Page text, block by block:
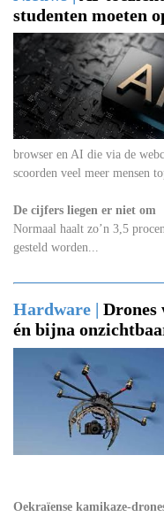
studenten moeten
browser en AI die via de
scoorden veel meer mensen
De cijfers liegen er niet om
Normaal haalt zo’n 3,5
gesteld worden...
Hardware | Drones
én bijna
Oekraïense kamikaze-